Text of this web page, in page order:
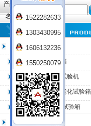
北京中科环试仪器有限公司
产品
名:
臭氧老化试验箱
QL-100臭氧老化箱
QL-225臭氧老化试验机
QL-500动态臭氧老化试验箱
QL-0*型臭氧老化试验箱
低温恒温试验箱
1522282633
1303430995
1606132236
1550250079